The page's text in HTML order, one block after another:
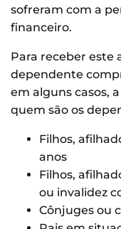
sofreram com a
financeiro.
Para receber este
dependente
em alguns casos,
quem são os
Filhos,
anos
Filhos,
ou invalidez
Cônjuges ou